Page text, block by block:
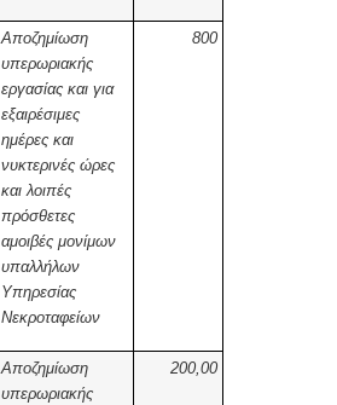
Αποζημίωση
υπερωριακής
εργασίας και για
εξαιρέσιμες
ημέρες και
νυκτερινές ώρες
και λοιπές
πρόσθετες
αμοιβές μονίμων
υπαλλήλων
Υπηρεσίας
Νεκροταφείων
800
Αποζημίωση
υπερωριακής
200,00